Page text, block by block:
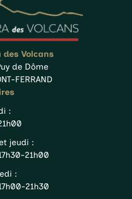
Volcans
de Dôme
FERRAND
:
jeudi :
21h00
:
21h30